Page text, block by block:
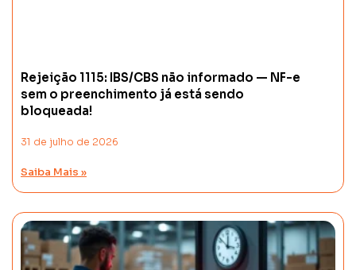
Rejeição 1115: IBS/CBS não informado — NF-e
sem o preenchimento já está sendo
bloqueada!
31 de julho de 2026
Saiba Mais »